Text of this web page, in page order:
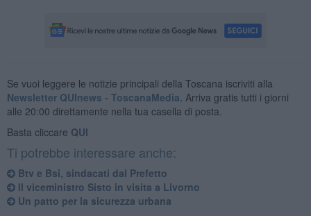
Se vuoi leggere le notizie principali della Toscana iscriviti alla
Newsletter QUInews - ToscanaMedia. Arriva gratis tutti i giorni
alle 20:00 direttamente nella tua casella di posta.
Basta cliccare QUI
Ti potrebbe interessare anche:
Btv e Bsi, sindacati dal Prefetto
Il viceministro Sisto in visita a Livorno
Un patto per la sicurezza urbana